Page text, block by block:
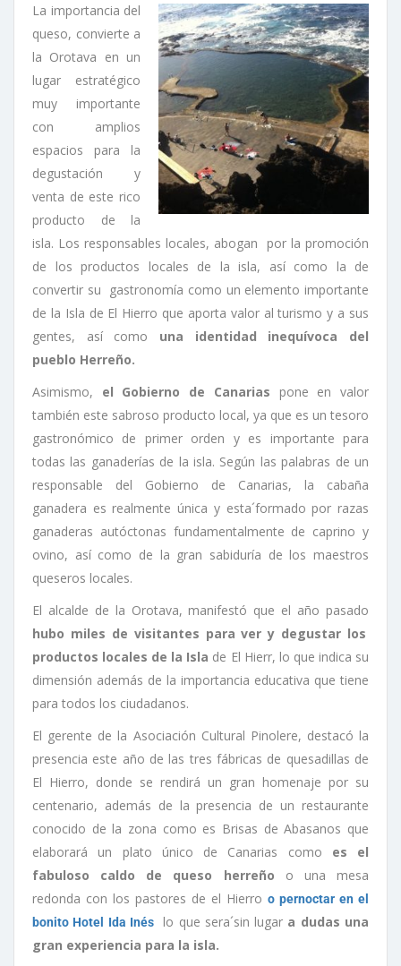
La importancia del
queso, convierte a
la Orotava en un
lugar estratégico
muy importante
con amplios
espacios para la
degustación y
venta de este rico
producto de la
isla. Los responsables locales, abogan por la promoción
de los productos locales de la isla, así como la de
convertir su gastronomía como un elemento importante
de la Isla de El Hierro que aporta valor al turismo y a sus
gentes, así como una identidad inequívoca del
pueblo Herreño.
Asimismo, el Gobierno de Canarias pone en valor
también este sabroso producto local, ya que es un tesoro
gastronómico de primer orden y es importante para
todas las ganaderías de la isla. Según las palabras de un
responsable del Gobierno de Canarias, la cabaña
ganadera es realmente única y esta´formado por razas
ganaderas autóctonas fundamentalmente de caprino y
ovino, así como de la gran sabiduría de los maestros
queseros locales.
El alcalde de la Orotava, manifestó que el año pasado
hubo miles de visitantes para ver y degustar los
productos locales de la Isla de El Hierr, lo que indica su
dimensión además de la importancia educativa que tiene
para todos los ciudadanos.
El gerente de la Asociación Cultural Pinolere, destacó la
presencia este año de las tres fábricas de quesadillas de
El Hierro, donde se rendirá un gran homenaje por su
centenario, además de la presencia de un restaurante
conocido de la zona como es Brisas de Abasanos que
elaborará un plato único de Canarias como es el
fabuloso caldo de queso herreño o una mesa
redonda con los pastores de el Hierro o pernoctar en el
bonito Hotel Ida Inéslo que sera´sin lugar a dudas una
gran experiencia para la isla.